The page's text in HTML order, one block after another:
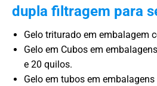
dupla filtragem para
Gelo triturado em embalagem
Gelo em Cubos em
e 20 quilos.
Gelo em tubos em